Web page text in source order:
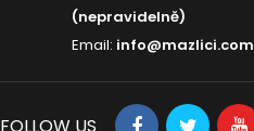
(nepravidelně)
Email: info@mazlici.com